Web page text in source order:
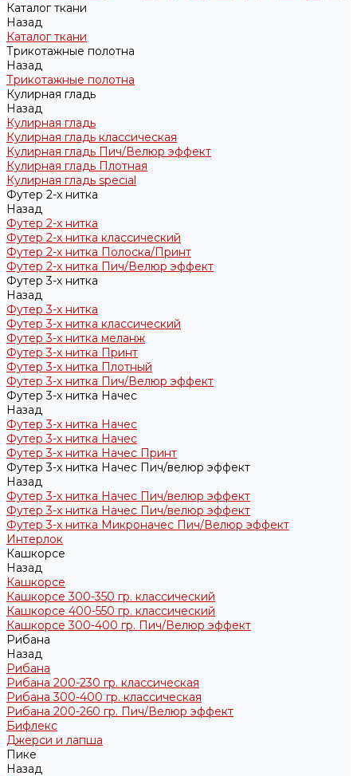
Каталог ткани
Назад
Каталог ткани
Трикотажные полотна
Назад
Трикотажные полотна
Кулирная гладь
Назад
Кулирная гладь
Кулирная гладь классическая
Кулирная гладь Пич/Велюр эффект
Кулирная гладь Плотная
Кулирная гладь special
Футер 2-х нитка
Назад
Футер 2-х нитка
Футер 2-х нитка классический
Футер 2-х нитка Полоска/Принт
Футер 2-х нитка Пич/Велюр эффект
Футер 3-х нитка
Назад
Футер 3-х нитка
Футер 3-х нитка классический
Футер 3-х нитка меланж
Футер 3-х нитка Принт
Футер 3-х нитка Плотный
Футер 3-х нитка Пич/Велюр эффект
Футер 3-х нитка Начес
Назад
Футер 3-х нитка Начес
Футер 3-х нитка Начес
Футер 3-х нитка Начес Принт
Футер 3-х нитка Начес Пич/велюр эффект
Назад
Футер 3-х нитка Начес Пич/велюр эффект
Футер 3-х нитка Начес Пич/велюр эффект
Футер 3-х нитка Микроначес Пич/Велюр эффект
Интерлок
Кашкорсе
Назад
Кашкорсе
Кашкорсе 300-350 гр. классический
Кашкорсе 400-550 гр. классический
Кашкорсе 300-400 гр. Пич/Велюр эффект
Рибана
Назад
Рибана
Рибана 200-230 гр. классическая
Рибана 300-400 гр. классическая
Рибана 200-260 гр. Пич/Велюр эффект
Бифлекс
Джерси и лапша
Пике
Назад